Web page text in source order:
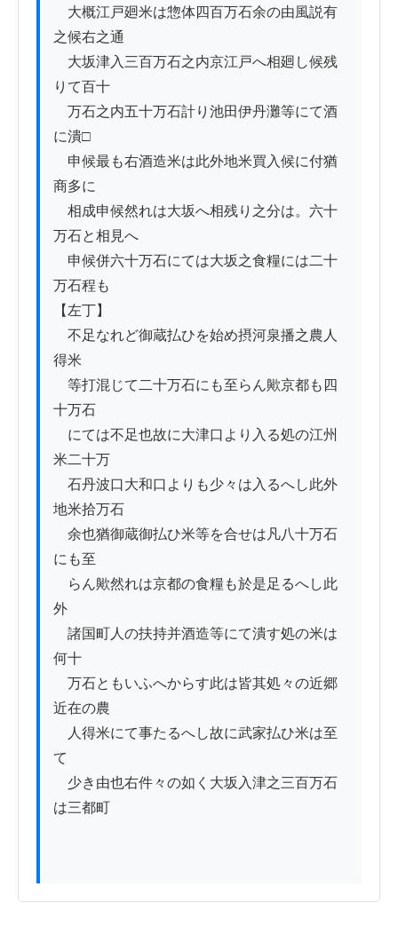
大概江戸廻米は惣体四百万石余の由風説有
之候右之通
大坂津入三百万石之内京江戸へ相廻し候残
りて百十
万石之内五十万石計り池田伊丹灘等にて酒
に潰□
申候最も右酒造米は此外地米買入候に付猶
商多に
相成申候然れは大坂へ相残り之分は。六十
万石と相見へ
申候併六十万石にては大坂之食糧には二十
万石程も
【左丁】
不足なれど御蔵払ひを始め摂河泉播之農人
得米
等打混じて二十万石にも至らん歟京都も四
十万石
にては不足也故に大津口より入る処の江州
米二十万
石丹波口大和口よりも少々は入るへし此外
地米拾万石
余也猶御蔵御払ひ米等を合せは凡八十万石
にも至
らん歟然れは京都の食糧も於是足るへし此
外
諸国町人の扶持并酒造等にて潰す処の米は
何十
万石ともいふへからす此は皆其処々の近郷
近在の農
人得米にて事たるへし故に武家払ひ米は至
て
少き由也右件々の如く大坂入津之三百万石
は三都町